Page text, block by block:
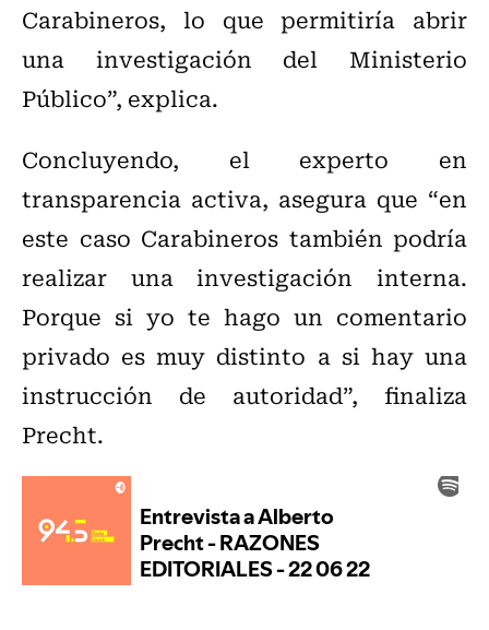
Carabineros, lo que permitiría abrir
una investigación del Ministerio
Público”, explica.
Concluyendo, el experto en
transparencia activa, asegura que “en
este caso Carabineros también podría
realizar una investigación interna.
Porque si yo te hago un comentario
privado es muy distinto a si hay una
instrucción de autoridad”, finaliza
Precht.